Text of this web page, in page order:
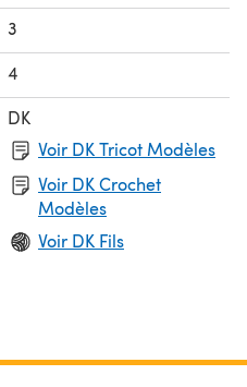
3
4
DK
Voir DK Tricot Modèles
Voir DK Crochet
Modèles
Voir DK Fils